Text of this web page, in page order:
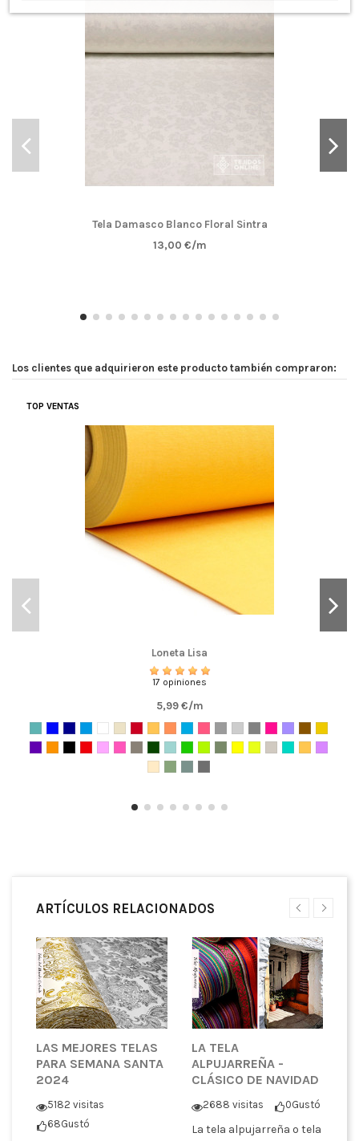
Tela Damasco Blanco Floral Sintra
13,00 €/m
Los clientes que adquirieron este producto también compraron:
TOP VENTAS
Loneta Lisa
17 opiniones
5,99 €/m
ARTÍCULOS RELACIONADOS
LAS MEJORES TELAS
PARA SEMANA SANTA
2024
5182 visitas
68Gustó
LA TELA
ALPUJARREÑA -
CLÁSICO DE NAVIDAD
2688 visitas 0Gustó
La tela alpujarreña o tela